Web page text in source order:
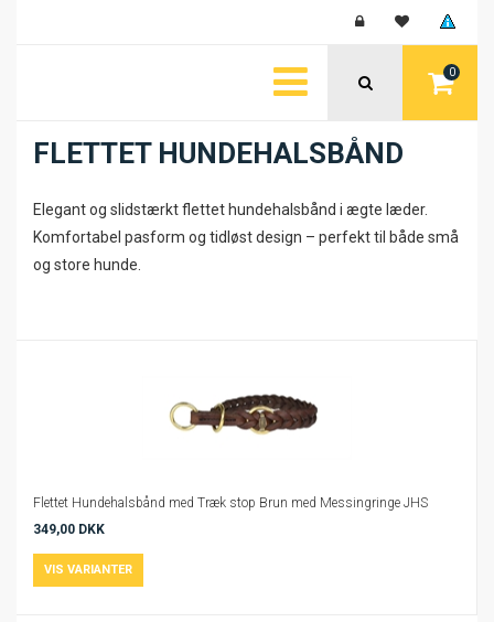
0
FLETTET HUNDEHALSBÅND
Elegant og slidstærkt flettet hundehalsbånd i ægte læder.
Komfortabel pasform og tidløst design – perfekt til både små
og store hunde.
Flettet Hundehalsbånd med Træk stop Brun med Messingringe JHS
349,00 DKK